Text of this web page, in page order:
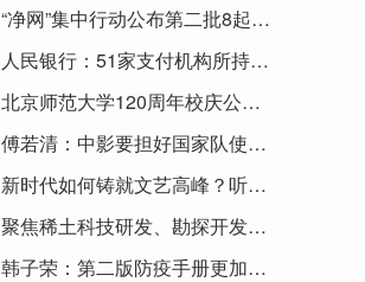
热点聚焦：海拔4526米，全国首座“零海拔天文观测站”交付
先保交楼，再清偿境外，然后境内债务。爆雷房企为何这样排序？-世界微资讯
上周冠军回顾 | 阿尔卡拉斯携女王杯冠军重返No.1，布勃里克战胜卢布列夫哈雷夺冠
“净网”集中行动公布第二批8起典型案件
人民银行：51家支付机构所持《支付业务许可证》到期 6家中止审查
北京师范大学120周年校庆公告（第二号）
傅若清：中影要担好国家队使命 让观众更有走进影院的理由
新时代如何铸就文艺高峰？听听陈凯歌、李少红、刘劲、颜丙燕、丁亚平怎么说
聚焦稀土科技研发、勘探开发……中国稀土集团有限公司正式成立
韩子荣：第二版防疫手册更加深化细化 将保持防控措施动态调整的灵活性